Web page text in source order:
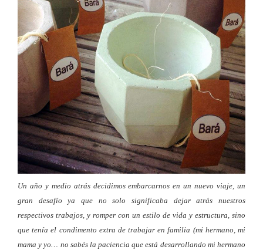
Un año y medio atrás decidimos embarcarnos en un nuevo viaje, un
gran desafío ya que no solo significaba dejar atrás nuestros
respectivos trabajos, y romper con un estilo de vida y estructura, sino
que tenía el condimento extra de trabajar en familia (mi hermano, mi
mama y yo… no sabés la paciencia que está desarrollando mi hermano